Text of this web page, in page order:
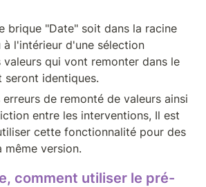
brique "Date" soit dans la racine
l'intérieur d'une sélection
valeurs qui vont remonter dans le
seront identiques.
de remonté de valeurs ainsi
entre les interventions, Il est
cette fonctionnalité pour des
même version.
comment utiliser le pré-